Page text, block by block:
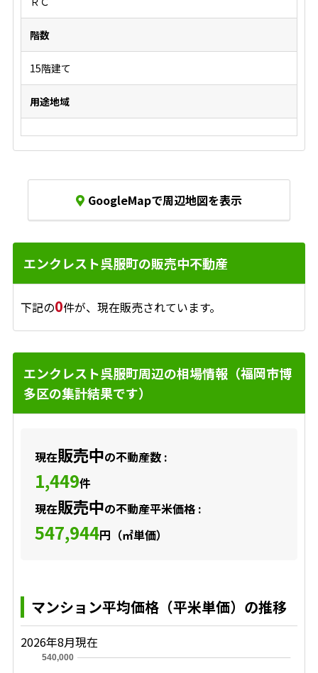
階数
15階建て
用途地域
GoogleMapで周辺地図を表示
エンクレスト呉服町の販売中不動産
下記の0件が、現在販売されています。
エンクレスト呉服町周辺の相場情報（福岡市博
多区の集計結果です）
現在販売中の不動産数 :
1,449件
現在販売中の不動産平米価格 :
547,944円（㎡単価）
マンション平均価格（平米単価）の推移
2026年8月現在
540,000